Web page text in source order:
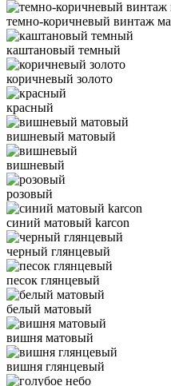
темно-коричневый винтаж
каштановый темный
коричневый золото
красный
вишневый матовый
вишневый
розовый
синий матовый karcon
черный глянцевый
песок глянцевый
белый матовый
вишня матовый
вишня глянцевый